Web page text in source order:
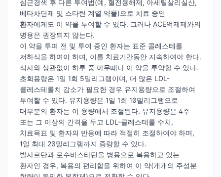
심근경색 후 다른 투여법(예, 혈전용해제, 아세틸살리실산,
베타차단제 및 스타틴 계열 약물)으로 치료 중인
환자에게도 이 약을 투여할 수 있다. 그러나 ACE억제제와의
병용은 권장되지 않는다.
이 약을 투여 전 및 투여 중인 환자는 표준 콜레스테롤
저하식을 하여야 하며, 이를 치료기간동안 지속하여야 한다.
식사와 상관없이 하루 중 아무때나 이 약을 투약할 수 있다.
초회용량은 1일 1회 5밀리그램이며, 더 많은 LDL-
콜레스테롤치 감소가 필요한 경우 유지용량으로 조절하여
투여할 수 있다. 유지용량은 1일 1회 10밀리그램으로
대부분의 환자는 이 용량에서 조절된다. 유지용량은 4주
또는 그 이상의 간격을 두고 LDL-콜레스테롤 수치,
치료목표 및 환자의 반응에 따라 적절히 조절하여야 하며,
1일 최대 20밀리그램까지 증량할 수 있다.
발사르탄과 로수바스타틴을 병용으로 복용하고 있는
환자인 경우, 복용의 편리함을 위하여 이 약(개개의 주성분